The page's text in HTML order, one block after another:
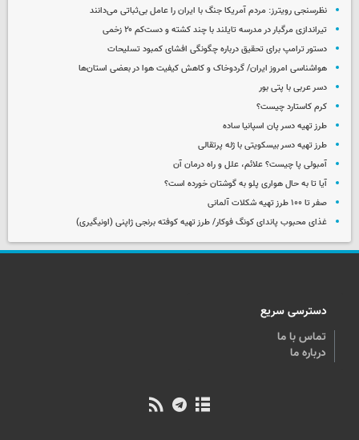
نظرسنجی رویترز: مردم آمریکا جنگ با ایران را عامل بی‌ثباتی می‌دانند
تیراندازی مرگبار در مدرسه‌ تایلند با چند کشته و دست‌کم ۲۰ زخمی
دستور ترامپ برای تحقیق درباره چگونگی افشای کمبود تسلیحات
هواشناسی امروز ایران/ گردوخاک و کاهش کیفیت هوا در بعضی استان‌ها
دسر عربی با پتی بور
کرم کاستارد چیست؟
طرز تهیه دسر پان اسپانیا ساده
طرز تهیه دسر بیسکویتی با ژله پرتقالی
آمبولی پا چیست؟ علائم، علل و راه درمان آن
آیا تا به حال هواری پلو به گوشتان خورده است؟
صفر تا ۱۰۰ طرز تهیه شکلات آلمانی
غذای محبوب پاندای کونگ فوکار/ طرز تهیه کوفته برنجی ژاپنی (اونیگیری)
دسترسی سریع
تماس با ما
درباره ما